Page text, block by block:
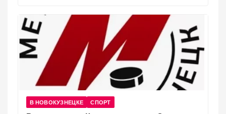
В НОВОКУЗНЕЦКЕ СПОРТ